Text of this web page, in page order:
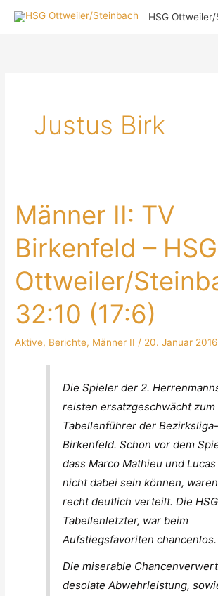
Inhalt
HSG
Justus Birk
Männer II: TV
Birkenfeld – HSG
Ottweiler/
32:10 (17:6)
Aktive, Berichte, Männer II / 20. Januar 2016
Die Spieler der 2.
reisten ersatzgeschwächt zum
Tabellenführer der
Birkenfeld. Schon vor dem
dass Marco Mathieu und
nicht dabei sein können,
recht deutlich verteilt. Die
Tabellenletzter, war beim
Aufstiegsfavoriten chancenlos.
Die miserable
desolate Abwehrleistung,